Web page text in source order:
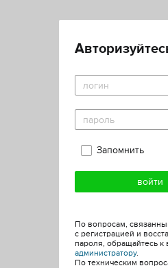
Запомнить
По вопросам,
с регистрацией и
пароля, обращайтесь к
администратору.
По техническим